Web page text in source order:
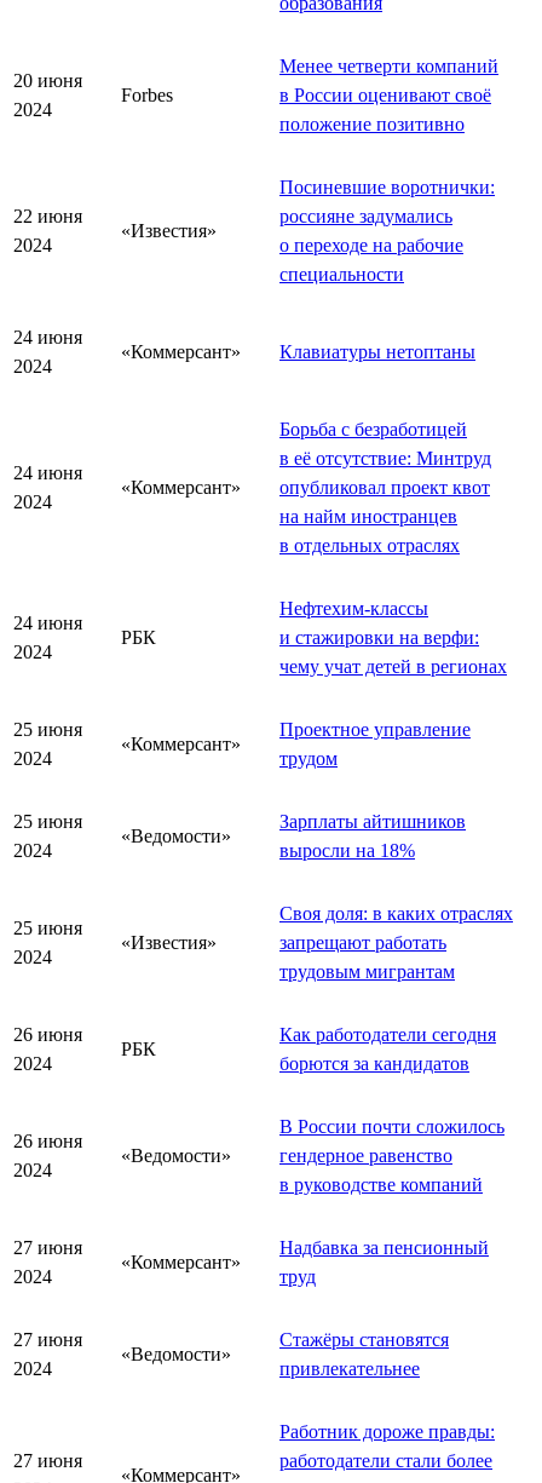
20 июня
2024
Forbes
Менее четверти компаний
в России оценивают своё
положение позитивно
22 июня
2024
«Известия»
Посиневшие воротнички:
россияне задумались
о переходе на рабочие
специальности
24 июня
2024
«Коммерсант» Клавиатуры нетоптаны
24 июня
2024
«Коммерсант»
Борьба с безработицей
в её отсутствие: Минтруд
опубликовал проект квот
на найм иностранцев
в отдельных отраслях
24 июня
2024
РБК
Нефтехим-классы
и стажировки на верфи:
чему учат детей в регионах
25 июня
2024
«Коммерсант»
Проектное управление
трудом
25 июня
2024
«Ведомости»
Зарплаты айтишников
выросли на 18%
25 июня
2024
«Известия»
Своя доля: в каких отраслях
запрещают работать
трудовым мигрантам
26 июня
2024
РБК
Как работодатели сегодня
борются за кандидатов
26 июня
2024
«Ведомости»
В России почти сложилось
гендерное равенство
в руководстве компаний
27 июня
2024
«Коммерсант»
Надбавка за пенсионный
труд
27 июня
2024
«Ведомости»
Стажёры становятся
привлекательнее
27 июня
«Коммерсант»
Работник дороже правды:
работодатели стали более